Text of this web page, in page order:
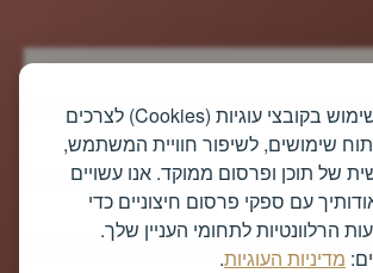
האתר עושה שימוש בקובצי עוגיות (Cookies) לצרכים
שימושים, לשיפור חוויית המשתמש,
של תוכן ופרסום ממוקד. אנו עשויים
עם ספקי פרסום חיצוניים כדי
הרלוונטיות לתחומי העניין שלך.
מדיניות העוגיות.